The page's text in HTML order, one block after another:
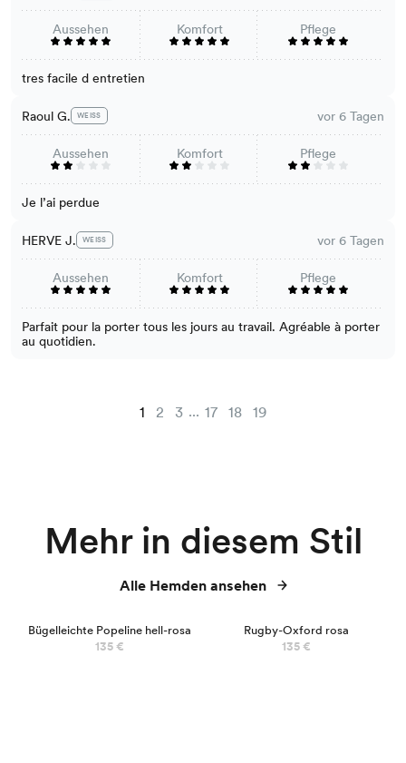
Aussehen Komfort Pflege
tres facile d entretien
Raoul G. WEISS vor 6 Tagen
Aussehen Komfort Pflege
Je l’ai perdue
HERVE J. WEISS vor 6 Tagen
Aussehen Komfort Pflege
Parfait pour la porter tous les jours au travail. Agréable à porter
au quotidien.
1 2 3 ... 17 18 19
Mehr in diesem Stil
Alle Hemden ansehen
Bügelleichte Popeline hell-rosa
135 €
Rugby-Oxford rosa
135 €